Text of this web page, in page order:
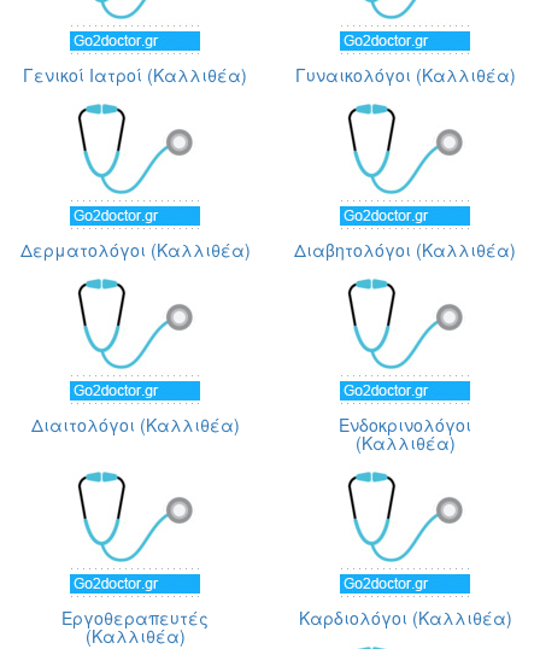
Γενικοί Ιατροί (Καλλιθέα) Γυναικολόγοι (Καλλιθέα)
Δερματολόγοι (Καλλιθέα) Διαβητολόγοι (Καλλιθέα)
Διαιτολόγοι (Καλλιθέα) Ενδοκρινολόγοι
(Καλλιθέα)
Εργοθεραπευτές
(Καλλιθέα)
Καρδιολόγοι (Καλλιθέα)